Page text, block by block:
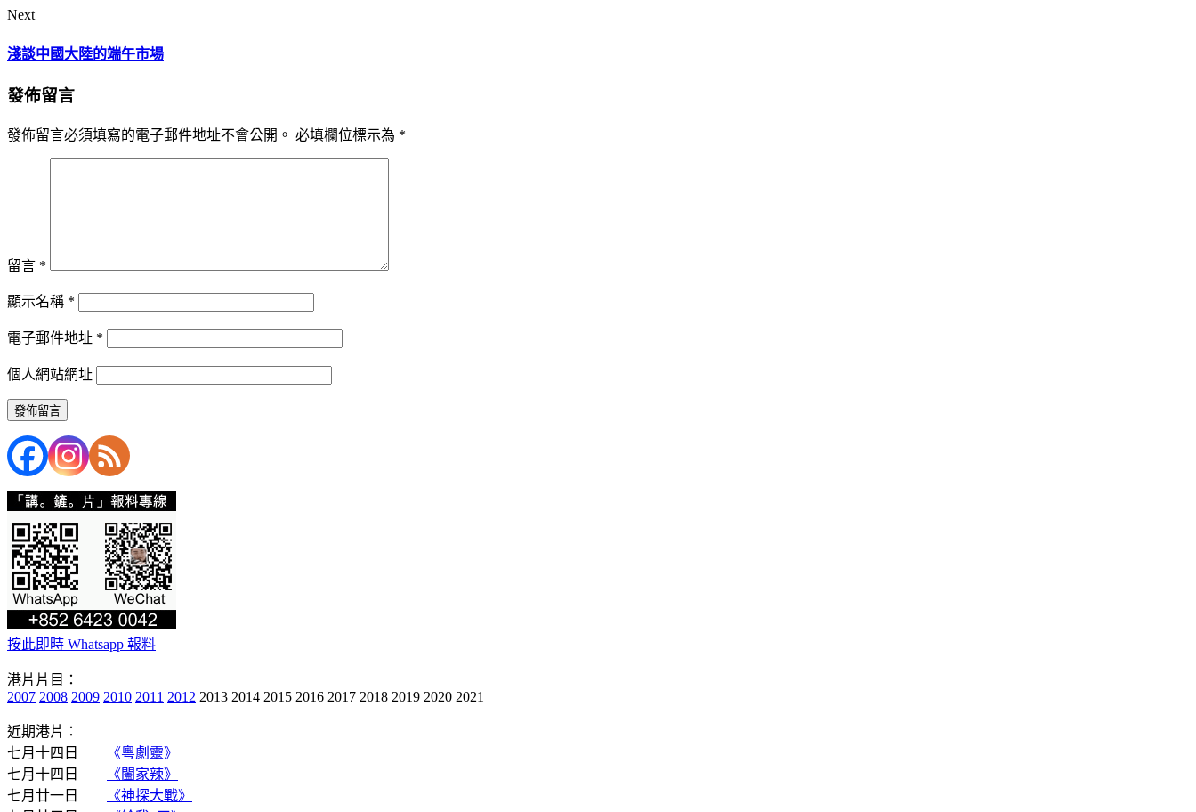
Next
淺談中國大陸的端午市場
發佈留言
發佈留言必須填寫的電子郵件地址不會公開。 必填欄位標示為 *
留言 *
顯示名稱 *
電子郵件地址 *
個人網站網址
按此即時 Whatsapp 報料
港片片目：
2007 2008 2009 2010 2011 2012 2013 2014 2015 2016 2017 2018 2019 2020 2021
近期港片：
七月十四日
《粵劇靈》
七月十四日
《闔家辣》
七月廿一日
《神探大戰》